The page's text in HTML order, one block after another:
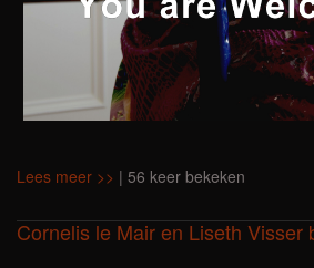
Lees meer >> | 56 keer bekeken
Cornelis le Mair en Liseth Visser